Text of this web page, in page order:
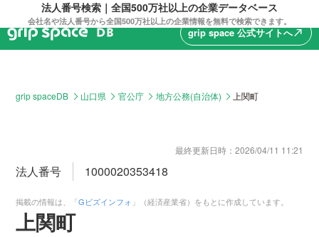
法人番号検索｜全国500万社以上の企業データベース
会社名や法人番号から全国500万社以上の企業情報を無料で検索できます。
grip space 公式サイトへnorth_east
grip spaceDB 山口県 官公庁 地方公務(自治体) 上関町
最終更新日時： 2026/04/11 11:21
法人番号 1000020353418
掲載の情報は、「Gビズインフォ 」（経済産業省）をもとに作成しています。
上関町